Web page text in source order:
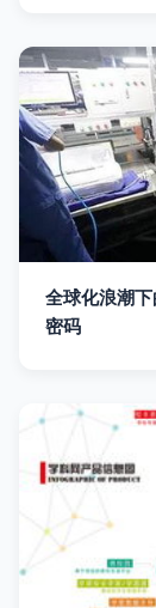
全球化浪潮
密码